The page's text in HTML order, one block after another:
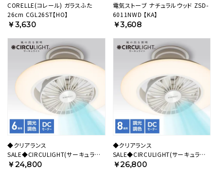
CORELLE(コレール) ガラスふた
26cm CGL26ST【HO】
￥3,630
電気ストーブ ナチュラルウッド ZSD-
6011NWD 【KA】
￥3,608
◆クリアランス
SALE◆CIRCULIGHT(サーキュライ
ト) EZシリーズ スイングモデル 6畳
￥24,800
◆クリアランス
SALE◆CIRCULIGHT(サーキュライ
ト) EZシリーズ スイングモデル 8畳
￥26,800